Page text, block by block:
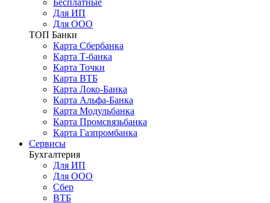
Бесплатные
Для ИП
Для ООО
ТОП Банки
Карта Сбербанка
Карта Т-банка
Карта Точки
Карта ВТБ
Карта Локо-Банка
Карта Альфа-Банка
Карта Модульбанка
Карта Промсвязьбанка
Карта Газпромбанка
Сервисы
Бухгалтерия
Для ИП
Для ООО
Сбер
ВТБ